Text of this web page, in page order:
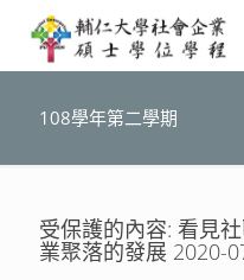
108學年第二學期
受保護的內容: 看見
業聚落的發展 2020-